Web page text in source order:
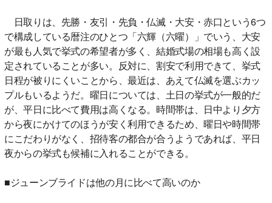
日取りは、先勝・友引・先負・仏滅・大安・赤口という6つ
で構成している暦注のひとつ「六輝（六曜）」でいう、大安
が最も人気で挙式の希望者が多く、結婚式場の相場も高く設
定されていることが多い。反対に、割安で利用できて、挙式
日程が被りにくいことから、最近は、あえて仏滅を選ぶカッ
プルもいるようだ。曜日については、土日の挙式が一般的だ
が、平日に比べて費用は高くなる。時間帯は、日中より夕方
から夜にかけてのほうが安く利用できるため、曜日や時間帯
にこだわりがなく、招待客の都合が合うようであれば、平日
夜からの挙式も候補に入れることができる。
■ジューンブライドは他の月に比べて高いのか